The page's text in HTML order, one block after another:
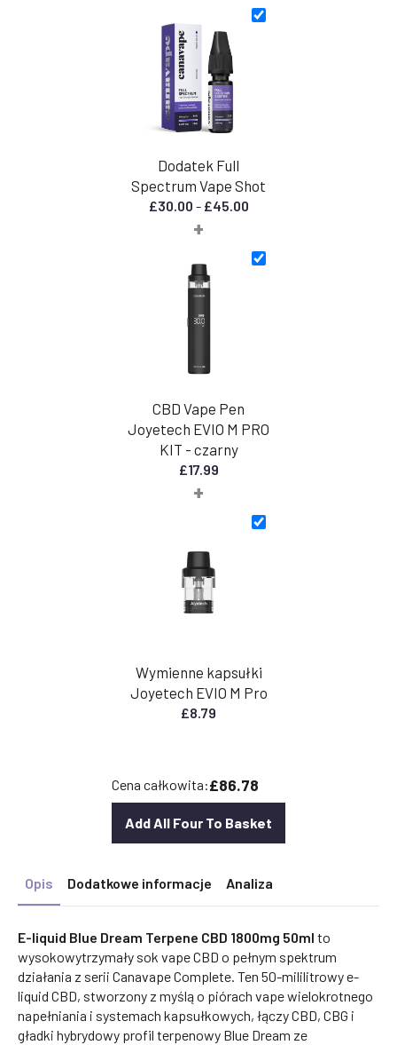
Dodatek Full
Spectrum Vape Shot
£30.00 - £45.00Zakres
30,00
+
CBD Vape Pen
Joyetech EVIO M PRO
KIT - czarny
£17.99
+
Wymienne kapsułki
Joyetech EVIO M Pro
£8.79
Cena całkowita:£86.78
Add All Four To Basket
Opis Dodatkowe informacje Analiza
E-liquid Blue Dream Terpene CBD 1800mg 50ml to
wysokowytrzymały sok vape CBD o pełnym spektrum
działania z serii Canavape Complete. Ten 50-mililitrowy e-
liquid CBD, stworzony z myślą o piórach vape wielokrotnego
napełniania i systemach kapsułkowych, łączy CBD, CBG i
gładki hybrydowy profil terpenowy Blue Dream ze